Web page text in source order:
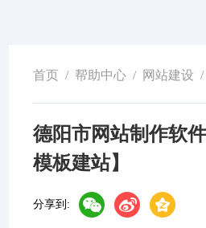
首页 / 帮助中心 / 网站建设 /
德阳市网站制作软
模板建站】
分享到: